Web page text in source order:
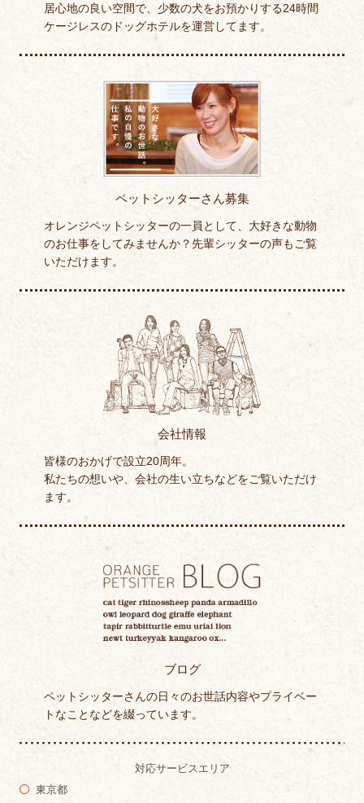
居心地の良い空間で、少数の犬をお預かりする24時間
ケージレスのドッグホテルを運営してます。
ペットシッターさん募集
オレンジペットシッターの一員として、大好きな動物
のお仕事をしてみませんか？先輩シッターの声もご覧
いただけます。
会社情報
皆様のおかげで設立20周年。
私たちの想いや、会社の生い立ちなどをご覧いただけ
ます。
ブログ
ペットシッターさんの日々のお世話内容やプライベー
トなことなどを綴っています。
対応サービスエリア
東京都